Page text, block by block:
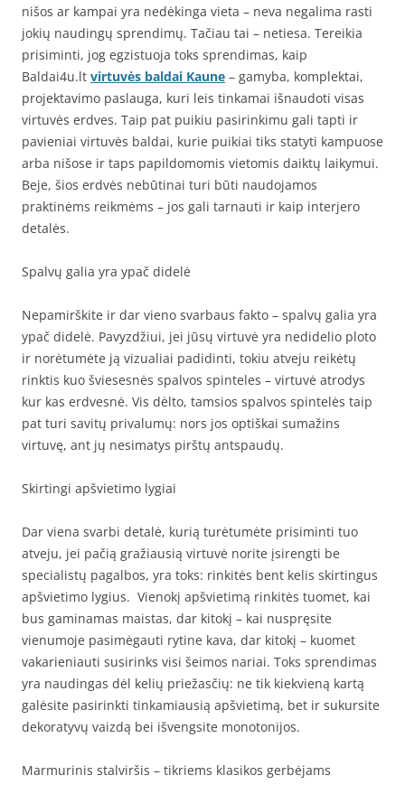
nišos ar kampai yra nedėkinga vieta – neva negalima rasti
jokių naudingų sprendimų. Tačiau tai – netiesa. Tereikia
prisiminti, jog egzistuoja toks sprendimas, kaip
Baldai4u.lt virtuvės baldai Kaune – gamyba, komplektai,
projektavimo paslauga, kuri leis tinkamai išnaudoti visas
virtuvės erdves. Taip pat puikiu pasirinkimu gali tapti ir
pavieniai virtuvės baldai, kurie puikiai tiks statyti kampuose
arba nišose ir taps papildomomis vietomis daiktų laikymui.
Beje, šios erdvės nebūtinai turi būti naudojamos
praktinėms reikmėms – jos gali tarnauti ir kaip interjero
detalės.
Spalvų galia yra ypač didelė
Nepamirškite ir dar vieno svarbaus fakto – spalvų galia yra
ypač didelė. Pavyzdžiui, jei jūsų virtuvė yra nedidelio ploto
ir norėtumėte ją vizualiai padidinti, tokiu atveju reikėtų
rinktis kuo šviesesnės spalvos spinteles – virtuvė atrodys
kur kas erdvesnė. Vis dėlto, tamsios spalvos spintelės taip
pat turi savitų privalumų: nors jos optiškai sumažins
virtuvę, ant jų nesimatys pirštų antspaudų.
Skirtingi apšvietimo lygiai
Dar viena svarbi detalė, kurią turėtumėte prisiminti tuo
atveju, jei pačią gražiausią virtuvė norite įsirengti be
specialistų pagalbos, yra toks: rinkitės bent kelis skirtingus
apšvietimo lygius. Vienokį apšvietimą rinkitės tuomet, kai
bus gaminamas maistas, dar kitokį – kai nuspręsite
vienumoje pasimėgauti rytine kava, dar kitokį – kuomet
vakarieniauti susirinks visi šeimos nariai. Toks sprendimas
yra naudingas dėl kelių priežasčių: ne tik kiekvieną kartą
galėsite pasirinkti tinkamiausią apšvietimą, bet ir sukursite
dekoratyvų vaizdą bei išvengsite monotonijos.
Marmurinis stalviršis – tikriems klasikos gerbėjams